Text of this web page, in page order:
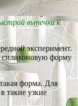
выпечки к
эксперимент.
силиконовую форму
форма. Для
такие узкие